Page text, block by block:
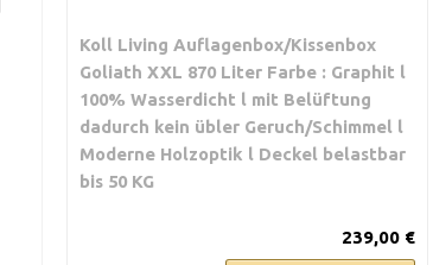
Koll Living Auflagenbox/Kissenbox
Goliath XXL 870 Liter Farbe : Graphit l
100% Wasserdicht l mit Belüftung
dadurch kein übler Geruch/Schimmel l
Moderne Holzoptik l Deckel belastbar
bis 50 KG
239,00 €